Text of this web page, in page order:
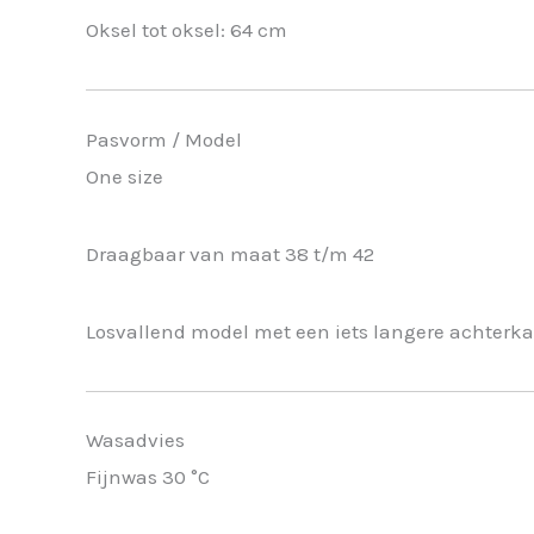
Oksel tot oksel: 64 cm
Pasvorm / Model
One size
Draagbaar van maat 38 t/m 42
Losvallend model met een iets langere
Wasadvies
Fijnwas 30 °C